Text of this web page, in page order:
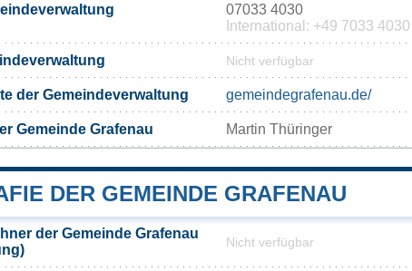
07033 4030
International: +49 7033 4030
Nicht verfügbar
der Gemeindeverwaltung gemeindegrafenau.de/
Gemeinde Grafenau Martin Thüringer
DER GEMEINDE GRAFENAU
der Gemeinde Grafenau
Nicht verfügbar